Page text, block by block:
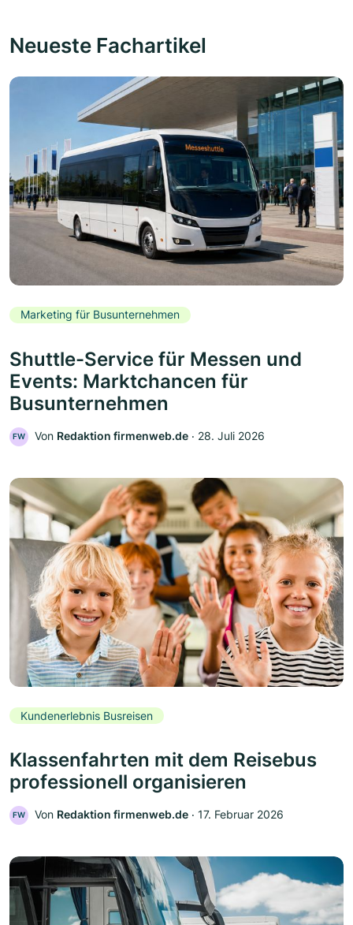
Neueste Fachartikel
Marketing für Busunternehmen
Shuttle-Service für Messen und
Events: Marktchancen für
Busunternehmen
FW Von Redaktion firmenweb.de ‧ 28. Juli 2026
Kundenerlebnis Busreisen
Klassenfahrten mit dem Reisebus
professionell organisieren
FW Von Redaktion firmenweb.de ‧ 17. Februar 2026